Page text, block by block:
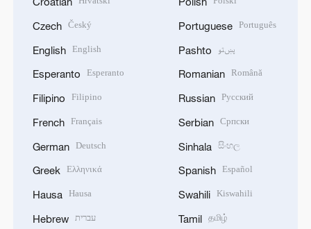
Czech Český
English English
Esperanto Esperanto
Filipino Filipino
French Français
German Deutsch
Greek Ελληνικά
Hausa Hausa
Hebrew עברית
Portuguese Português
Pashto پښتو
Romanian Română
Russian Русский
Serbian Српски
Sinhala සිංහල
Spanish Español
Swahili Kiswahili
Tamil தமிழ்